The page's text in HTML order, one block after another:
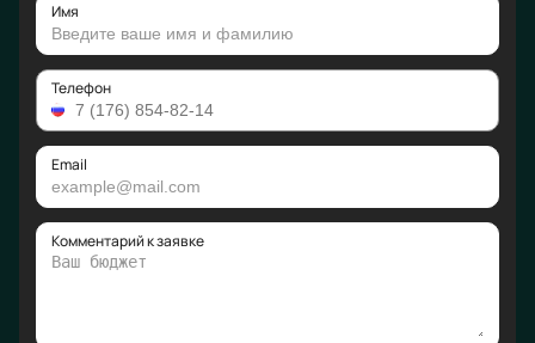
Имя
Телефон
Email
Комментарий к заявке